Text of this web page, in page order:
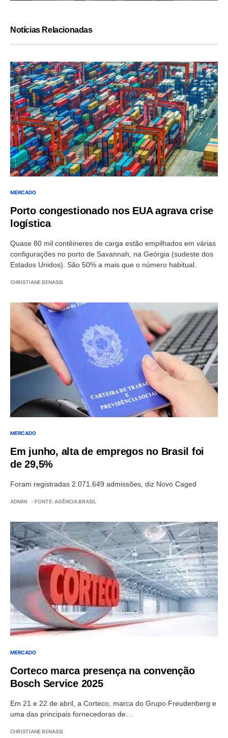
Notícias Relacionadas
MERCADO
Porto congestionado nos EUA agrava crise
logística
Quase 80 mil contêineres de carga estão empilhados em várias
configurações no porto de Savannah, na Geórgia (sudeste dos
Estados Unidos). São 50% a mais que o número habitual.
CHRISTIANE BENASSI
MERCADO
Em junho, alta de empregos no Brasil foi
de 29,5%
Foram registradas 2.071.649 admissões, diz Novo Caged
ADMIN - FONTE: AGÊNCIA BRASIL
MERCADO
Corteco marca presença na convenção
Bosch Service 2025
Em 21 e 22 de abril, a Corteco, marca do Grupo Freudenberg e
uma das principais fornecedoras de…
CHRISTIANE BENASSI